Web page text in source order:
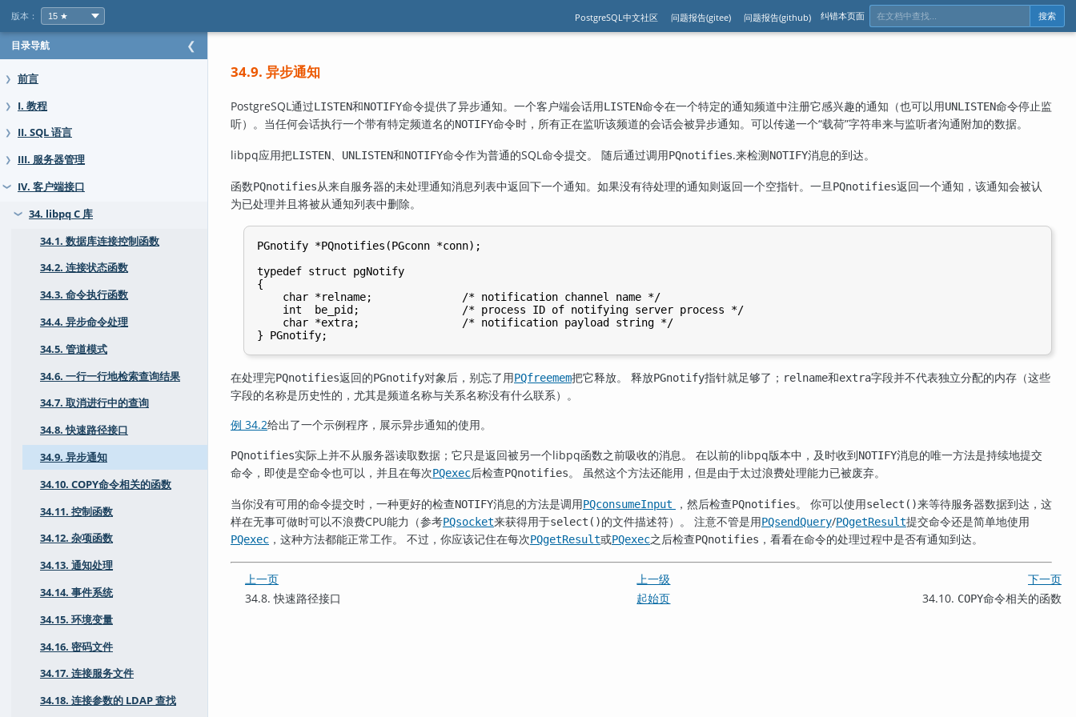
版本： PostgreSQL中文社区 问题报告(gitee) 问题报告(github) 纠错本页面 搜索
目录导航 ❮
❯ 前言
❯ I. 教程
❯ II. SQL 语言
❯ III. 服务器管理
❯ IV. 客户端接口
❯
34. libpq C 库
34.1. 数据库连接控制函数
34.2. 连接状态函数
34.3. 命令执行函数
34.4. 异步命令处理
34.5. 管道模式
34.6. 一行一行地检索查询结果
34.7. 取消进行中的查询
34.8. 快速路径接口
34.9. 异步通知
34.10. COPY命令相关的函数
34.11. 控制函数
34.12. 杂项函数
34.13. 通知处理
34.14. 事件系统
34.15. 环境变量
34.16. 密码文件
34.17. 连接服务文件
34.18. 连接参数的 LDAP 查找
34.9. 异步通知
PostgreSQL通过LISTEN和NOTIFY命令提供了异步通知。一个客户端会话用LISTEN命令在一个特定的通知频道中注册它感兴趣的通知（也可以用UNLISTEN命令停止监
听）。当任何会话执行一个带有特定频道名的NOTIFY命令时，所有正在监听该频道的会话会被异步通知。可以传递一个“载荷”字符串来与监听者沟通附加的数据。
libpq应用把LISTEN、 UNLISTEN和NOTIFY命令作为普通的SQL命令提交。 随后通过调用PQnotifies.来检测NOTIFY消息的到达。
函数PQnotifies从来自服务器的未处理通知消息列表中返回下一个通知。如果没有待处理的通知则返回一个空指针。一旦PQnotifies返回一个通知，该通知会被认
为已处理并且将被从通知列表中删除。
PGnotify *PQnotifies(PGconn *conn);
typedef struct pgNotify
{
    char *relname;              /* notification channel name */
    int  be_pid;                /* process ID of notifying server process */
    char *extra;                /* notification payload string */
在处理完PQnotifies返回的PGnotify对象后，别忘了用PQfreemem把它释放。 释放PGnotify指针就足够了； relname和extra字段并不代表独立分配的内存（这些
字段的名称是历史性的，尤其是频道名称与关系名称没有什么联系）。
例 34.2给出了一个示例程序，展示异步通知的使用。
PQnotifies实际上并不从服务器读取数据；它只是返回被另一个libpq函数之前吸收的消息。 在以前的libpq版本中，及时收到NOTIFY消息的唯一方法是持续地提交
命令，即使是空命令也可以，并且在每次PQexec后检查PQnotifies。 虽然这个方法还能用，但是由于太过浪费处理能力已被废弃。
当你没有可用的命令提交时，一种更好的检查NOTIFY消息的方法是调用PQconsumeInput ，然后检查PQnotifies。 你可以使用select()来等待服务器数据到达，这
样在无事可做时可以不浪费CPU能力（参考PQsocket来获得用于select()的文件描述符）。 注意不管是用PQsendQuery/PQgetResult提交命令还是简单地使用
PQexec ，这种方法都能正常工作。 不过，你应该记住在每次PQgetResult或PQexec之后检查PQnotifies ，看看在命令的处理过程中是否有通知到达。
上一页 上一级
下一页
34.8. 快速路径接口
起始页 34.10. COPY命令相关的函数